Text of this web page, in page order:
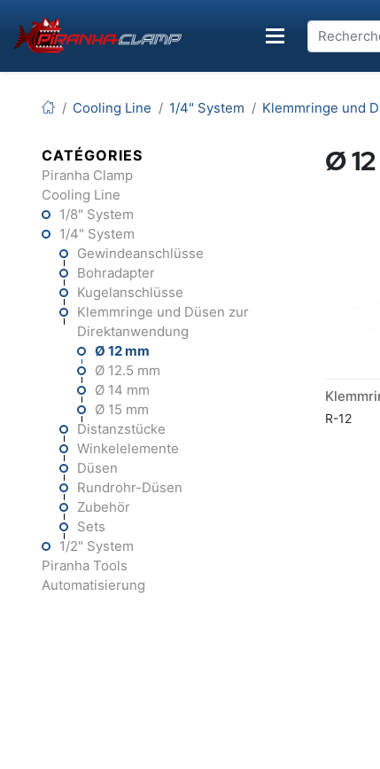
Cooling Line 1/4" System Klemmringe und
CATÉGORIES
Piranha Clamp
Cooling Line
1/8" System
1/4" System
Gewindeanschlüsse
Bohradapter
Kugelanschlüsse
Klemmringe und Düsen zur
Direktanwendung
Ø 12 mm
Ø 12.5 mm
Ø 14 mm
Ø 15 mm
Distanzstücke
Winkelelemente
Düsen
Rundrohr-Düsen
Zubehör
Sets
1/2" System
Piranha Tools
Automatisierung
Ø
R-12